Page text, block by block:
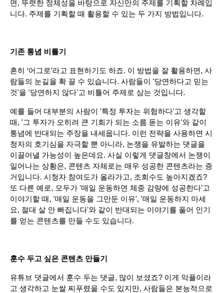
면, 뚜렷한 정체성을 바탕으로 자신만의 주제를 기획할 차례입
니다. 주제를 기획할 때 활용할 수 있는 두 가지 방법입니다.
기존 통념 비틀기
흔히 ‘어그로’라고 표현하기도 하죠. 이 방법을 잘 활용하면, 사
람들의 눈길을 확 끌 수 있습니다. 사람들이 '당연하다고 믿는
것'을 '당연하지 않다'고 비틀어 주제로 삼는 것입니다.
예를 들어 대부분의 사람이 '특정 투자는 위험하다'고 생각할
때, '그 투자가 오히려 큰 기회가 되는 소름 돋는 이유'와 같이
통념에 반대되는 주장을 내세웁니다. 이런 전략을 사용하면 시
청자의 호기심을 자극할 뿐 아니라, 논쟁을 유발하는 댓글을
이끌어낼 가능성이 높은데요. 사실 이렇게 댓글창에서 논쟁이
일어나는 상황은, 콘텐츠 자체로는 매우 성공한 콘텐츠라는 증
거입니다. 시청자 참여도가 올라가고, 조회수도 높아지겠죠?
또 다른 예로, 모두가 '매일 운동하면 체중 감량에 성공한다'고
이야기할 때, '매일 운동을 그만둔 이유', '매일 운동하지 마세
요, 절대 살 안 빠집니다'와 같이 반대되는 이야기를 풀어 인기
를 얻는 콘텐츠를 만들 수도 있습니다.
훈수 두고 싶은 콘텐츠 만들기
유튜브 댓글에서 훈수 두는 댓글, 많이 보셨죠? 이게 악플이라
고 생각하고 눈쌀 찌푸렸을 수도 있지만, 사람들은 본능적으로